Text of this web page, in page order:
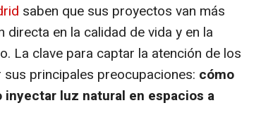
saben que sus proyectos van más
directa en la calidad de vida y en la
La clave para captar la atención de los
principales preocupaciones: cómo
luz natural en espacios a